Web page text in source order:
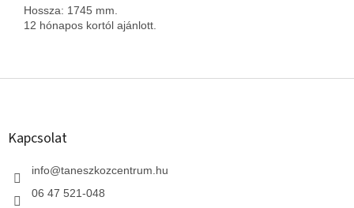
Hossza: 1745 mm.
12 hónapos kortól ajánlott.
L
Kapcsolat
info@taneszkozcentrum.hu
06 47 521-048